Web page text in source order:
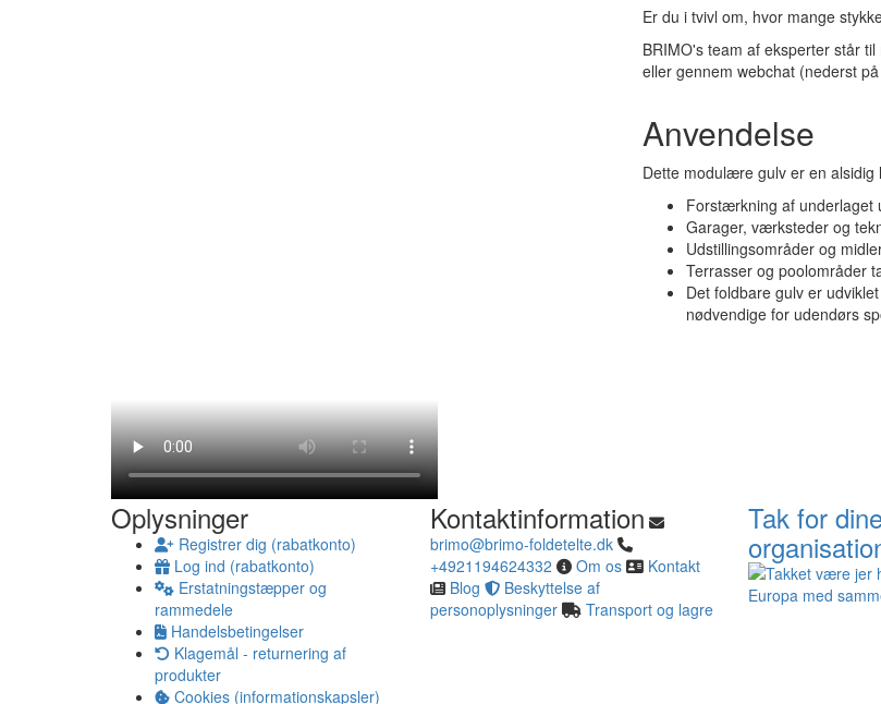
Er du i tvivl om, hvor mange
BRIMO's team af eksperter står
eller gennem webchat (nederst
Anvendelse
Dette modulære gulv er en alsidig
Forstærkning af underlaget
Garager, værksteder og
Udstillingsområder og
Terrasser og poolområder
Det foldbare gulv er
nødvendige for udendørs
Oplysninger
Registrer dig (rabatkonto)
Log ind (rabatkonto)
Erstatningstæpper og
rammedele
Handelsbetingelser
Klagemål - returnering af
produkter
Cookies (informationskapsler)
Kontaktinformation
brimo@brimo-foldetelte.dk
+4921194624332
Om os
Kontakt
Blog
Beskyttelse af
personoplysninger
Transport og lagre
Tak for